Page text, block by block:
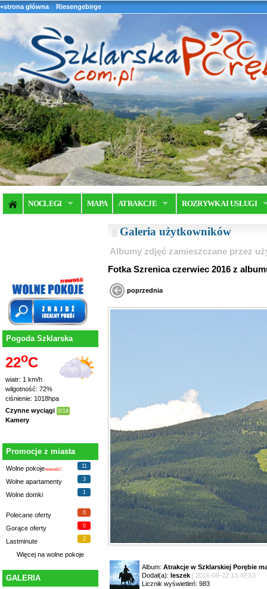
+strona główna Riesengebirge
NOCLEGI MAPA ATRAKCJE ROZRYWKA I USŁUGI
Pogoda Szklarska
22oC
wiatr: 1 km/h
wilgotność: 72%
ciśnienie: 1018hpa
Czynne wyciągi 0/18
Kamery
Promocje z miasta
Wolne pokojenowość!
11
Wolne apartamenty 3
Wolne domki 1
Polecane oferty 0
Gorące oferty 0
Lastminute 2
Więcej na wolne pokoje
GALERIA
Galeria użytkowników
Albumy zdjęć zamieszczane przez
poprzednia
Album: Atrakcje w Szklarskiej Porębie
Dodał(a): leszek | 2016-06-22 13:49:53
Licznik wyświetleń: 983